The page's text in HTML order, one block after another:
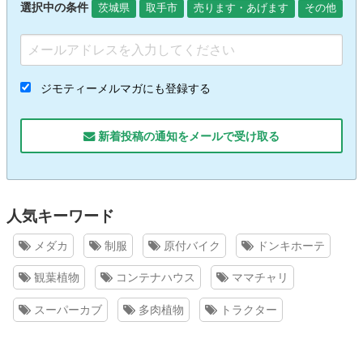
選択中の条件 茨城県 取手市 売ります・あげます その他
ジモティーメルマガにも登録する
新着投稿の通知をメールで受け取る
人気キーワード
メダカ 制服 原付バイク ドンキホーテ
観葉植物 コンテナハウス ママチャリ
スーパーカブ 多肉植物 トラクター